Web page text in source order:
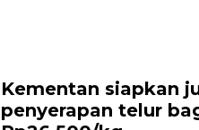
Kementan siapkan
penyerapan telur